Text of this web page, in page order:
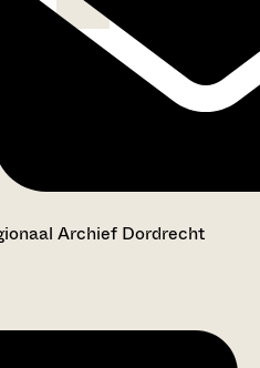
Archief Dordrecht